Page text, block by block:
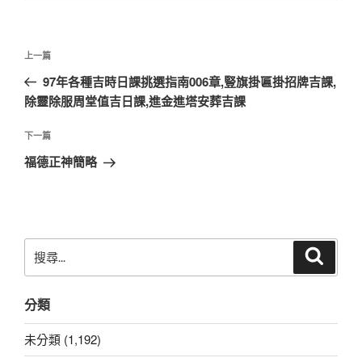
文
導
覽
上
一
篇
章
上一篇
97年各種吉時日課挑選指南006章,豎旗掛匾掛招牌吉課,
除靈除服周堂值吉日課,進金進塔安葬吉課
下
一
下一篇
福德正神簡略
尋
鍵
字:
分類
未分類 (1,192)